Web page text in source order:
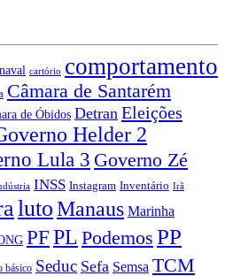
cartório comportamento
Câmara de Santarém
de Óbidos Detran Eleições
Helder 2
Lula 3 Governo Zé
INSS Instagram Inventário Irã
lutoManaus Marinha
PFPL Podemos PP
básico Seduc Sefa Semsa TCM